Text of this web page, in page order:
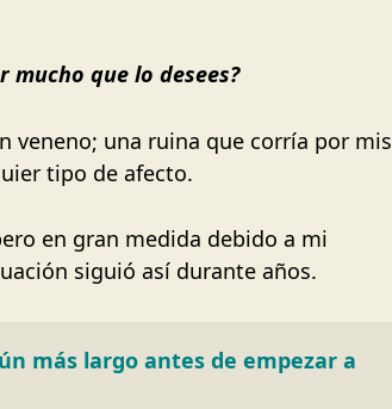
que lo desees?
veneno; una ruina que corría por mis
tipo de afecto.
en gran medida debido a mi
siguió así durante años.
más largo antes de empezar a